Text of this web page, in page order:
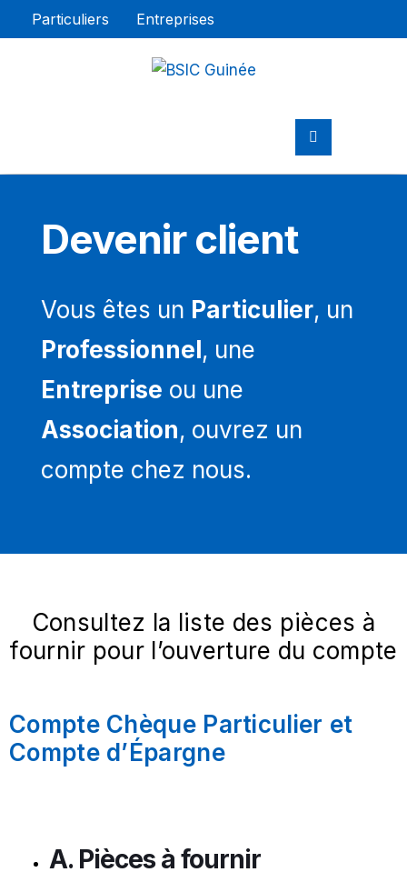
Particuliers Entreprises
Devenir client
Vous êtes un Particulier, un
Professionnel, une
Entreprise ou une
Association, ouvrez un
compte chez nous.
Consultez la liste des pièces à
fournir pour l’ouverture du compte
Compte Chèque Particulier et
Compte d’Épargne
A. Pièces à fournir